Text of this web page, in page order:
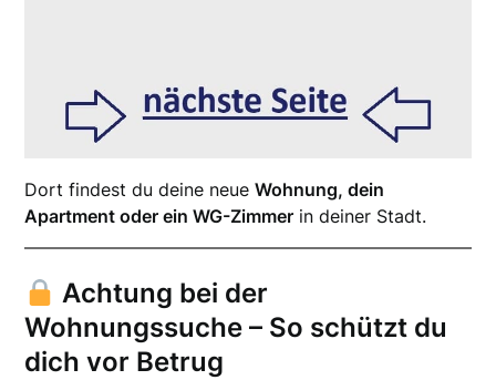
Dort findest du deine neueWohnung, dein
Apartment oder ein WG-Zimmer in deiner Stadt.
Achtung bei der
Wohnungssuche – So schützt du
dich vor Betrug